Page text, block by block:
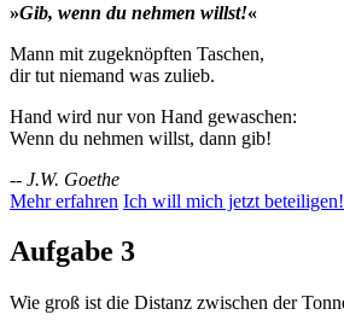
»Gib, wenn du nehmen willst!«
Mann mit zugeknöpften Taschen,
dir tut niemand was zulieb.
Hand wird nur von Hand gewaschen:
Wenn du nehmen willst, dann gib!
-- J.W. Goethe
Mehr erfahren Ich will mich jetzt beteiligen!
Aufgabe 3
Wie groß ist die Distanz zwischen der